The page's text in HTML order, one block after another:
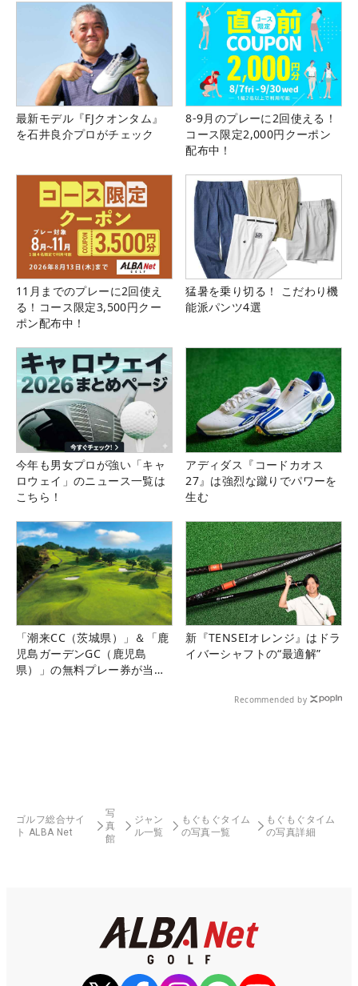
最新モデル『FJクオンタム』
を石井良介プロがチェック
8-9月のプレーに2回使える！
コース限定2,000円クーポン
配布中！
11月までのプレーに2回使え
る！コース限定3,500円クー
ポン配布中！
猛暑を乗り切る！ こだわり機
能派パンツ4選
今年も男女プロが強い「キャ
ロウェイ」のニュース一覧は
こちら！
アディダス『コードカオス
27』は強烈な蹴りでパワーを
生む
「潮来CC（茨城県）」＆「鹿
児島ガーデンGC（鹿児島
県）」の無料プレー券が当た
新『TENSEIオレンジ』はドラ
イバーシャフトの“最適解”
Recommended by
ゴルフ総合サイ
ト ALBA Net
写
真
館
ジャン
ル一覧
もぐもぐタイム
の写真一覧
もぐもぐタイム
の写真詳細